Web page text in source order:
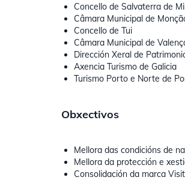
Concello de Salvaterra de
Câmara Municipal de
Concello de Tui
Câmara Municipal de
Dirección Xeral de
Axencia Turismo de Galicia
Turismo Porto e Norte de
Obxectivos
Mellora das condicións de
Mellora da protección e
Consolidación da marca